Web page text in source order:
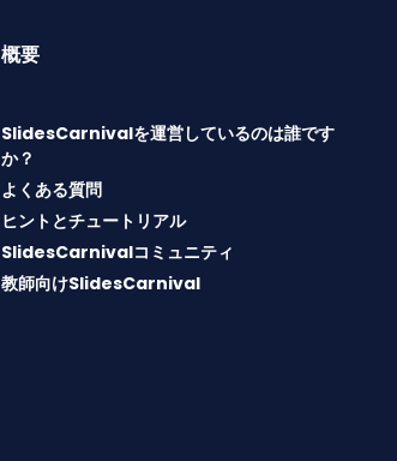
概要
SlidesCarnivalを運営しているのは誰です
か？
よくある質問
ヒントとチュートリアル
SlidesCarnivalコミュニティ
教師向けSlidesCarnival